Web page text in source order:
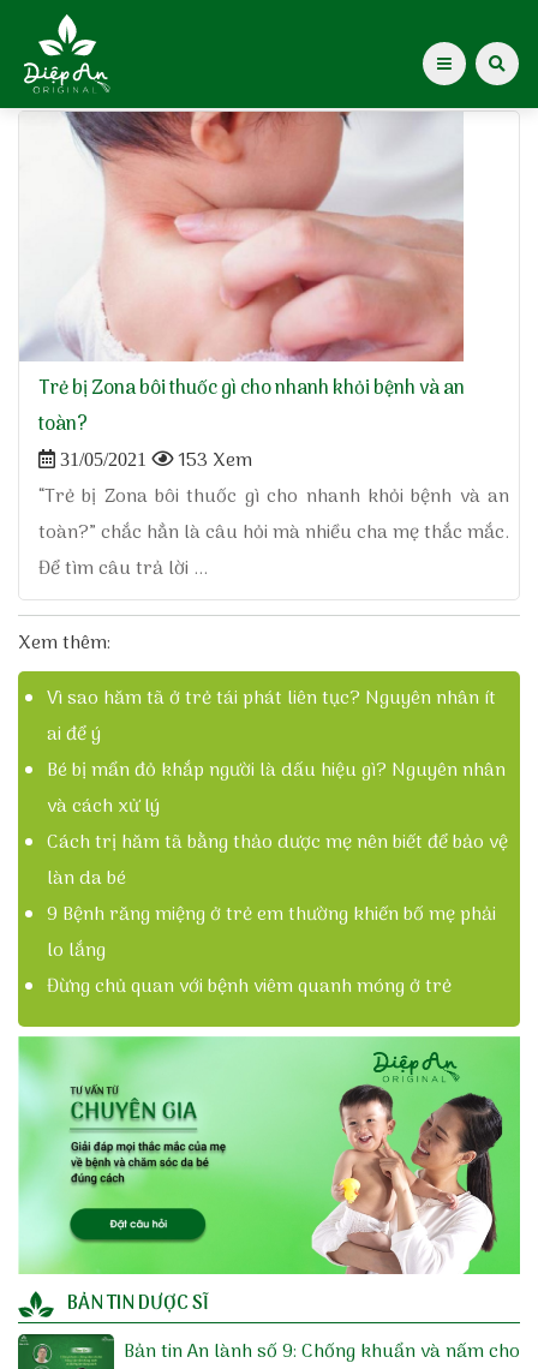
Giới thiệu Dược Khoa
Kiến thức cho mẹ
Tạp chí Diệp An Nhi
Tin tức
Điểm mua hàng
Home»
kinh cho trẻ
Trẻ bị Zona bôi thuốc gì cho nhanh khỏi bệnh và an
toàn?
31/05/2021
153 Xem
“Trẻ bị Zona bôi thuốc gì cho nhanh khỏi bệnh và an
toàn?” chắc hẳn là câu hỏi mà nhiều cha mẹ thắc mắc.
Để tìm câu trả lời ...
Xem thêm:
Vì sao hăm tã ở trẻ tái phát liên tục? Nguyên nhân ít
ai để ý
Bé bị mẩn đỏ khắp người là dấu hiệu gì? Nguyên nhân
và cách xử lý
Cách trị hăm tã bằng thảo dược mẹ nên biết để bảo vệ
làn da bé
9 Bệnh răng miệng ở trẻ em thường khiến bố mẹ phải
lo lắng
Đừng chủ quan với bệnh viêm quanh móng ở trẻ
BẢN TIN DƯỢC SĨ
Bản tin An lành số 9: Chống khuẩn và nấm cho